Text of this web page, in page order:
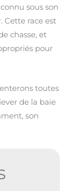
sous son
Cette race est
chasse, et
pour
toutes
de la baie
son